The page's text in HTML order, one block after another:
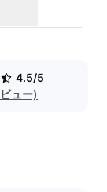
4.5/5
ュー)